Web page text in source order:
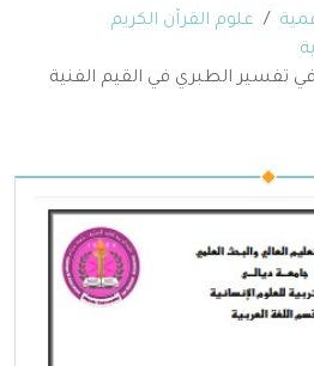
علوم القرآن الكريم
تفسير الطبري في القيم الفنية